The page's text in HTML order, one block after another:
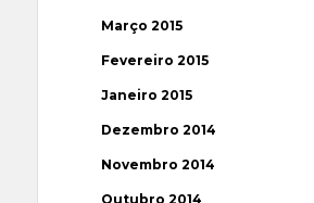
Março 2015
Fevereiro 2015
Janeiro 2015
Dezembro 2014
Novembro 2014
Outubro 2014